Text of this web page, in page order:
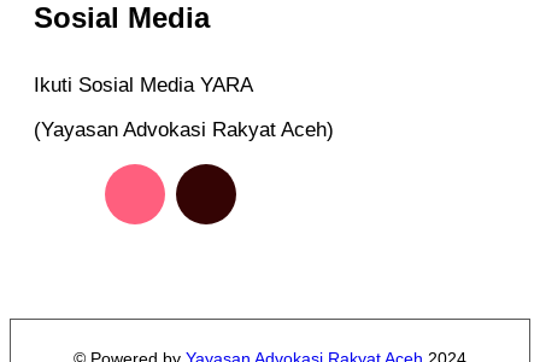
Sosial Media
Ikuti Sosial Media YARA
(Yayasan Advokasi Rakyat Aceh)